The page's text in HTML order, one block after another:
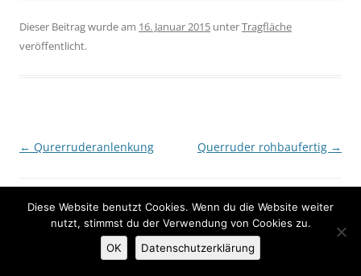
Dieser Beitrag wurde am 16. Januar 2015 unterTragfläche
veröffentlicht.
Beitragsnavigation
← Qurerruderanlenkung Querruder rohbaufertig →
Datenschutzerklärung Stolz präsentiert von WordPress
Diese Website benutzt Cookies. Wenn du die Website weiter
nutzt, stimmst du der Verwendung von Cookies zu.
OK
Datenschutzerklärung